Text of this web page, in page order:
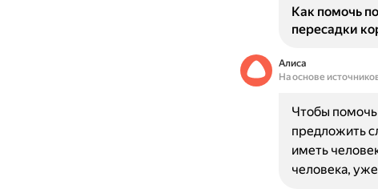
Как помочь
пересадки
Алиса
На основе
Чтобы помочь
предложить
иметь
человека,